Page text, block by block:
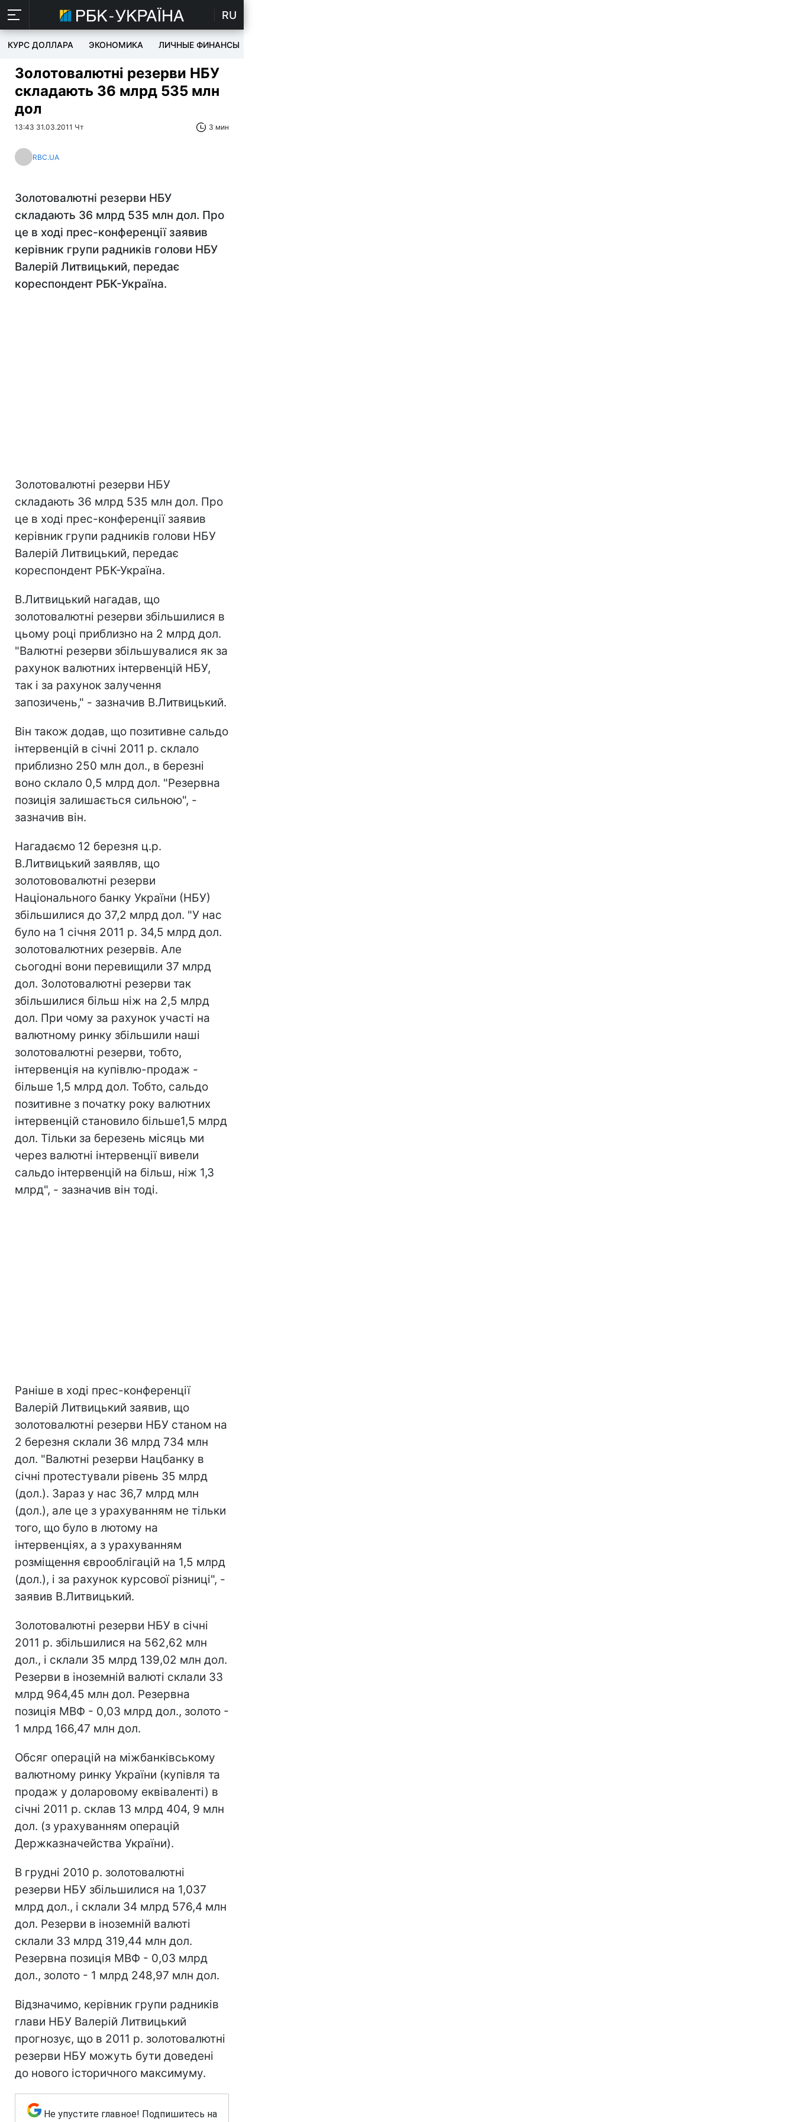
RU
КУРС ДОЛЛАРА ЭКОНОМИКА ЛИЧНЫЕ ФИНАНСЫ
Золотовалютні резерви НБУ
складають 36 млрд 535 млн
дол
13:43 31.03.2011 Чт 3 мин
RBC.UA
Золотовалютні резерви НБУ
складають 36 млрд 535 млн дол. Про
це в ході прес-конференції заявив
керівник групи радників голови НБУ
Валерій Литвицький, передає
кореспондент РБК-Україна.
Золотовалютні резерви НБУ
складають 36 млрд 535 млн дол. Про
це в ході прес-конференції заявив
керівник групи радників голови НБУ
Валерій Литвицький, передає
кореспондент РБК-Україна.
В.Литвицький нагадав, що
золотовалютні резерви збільшилися в
цьому році приблизно на 2 млрд дол.
"Валютні резерви збільшувалися як за
рахунок валютних інтервенцій НБУ,
так і за рахунок залучення
запозичень," - зазначив В.Литвицький.
Він також додав, що позитивне сальдо
інтервенцій в січні 2011 р. склало
приблизно 250 млн дол., в березні
воно склало 0,5 млрд дол. "Резервна
позиція залишається сильною", -
зазначив він.
Нагадаємо 12 березня ц.р.
В.Литвицький заявляв, що
золотововалютні резерви
Національного банку України (НБУ)
збільшилися до 37,2 млрд дол. "У нас
було на 1 січня 2011 р. 34,5 млрд дол.
золотовалютних резервів. Але
сьогодні вони перевищили 37 млрд
дол. Золотовалютні резерви так
збільшилися більш ніж на 2,5 млрд
дол. При чому за рахунок участі на
валютному ринку збільшили наші
золотовалютні резерви, тобто,
інтервенція на купівлю-продаж -
більше 1,5 млрд дол. Тобто, сальдо
позитивне з початку року валютних
інтервенцій становило більше1,5 млрд
дол. Тільки за березень місяць ми
через валютні інтервенції вивели
сальдо інтервенцій на більш, ніж 1,3
млрд", - зазначив він тоді.
Раніше в ході прес-конференції
Валерій Литвицький заявив, що
золотовалютні резерви НБУ станом на
2 березня склали 36 млрд 734 млн
дол. "Валютні резерви Нацбанку в
січні протестували рівень 35 млрд
(дол.). Зараз у нас 36,7 млрд млн
(дол.), але це з урахуванням не тільки
того, що було в лютому на
інтервенціях, а з урахуванням
розміщення єврооблігацій на 1,5 млрд
(дол.), і за рахунок курсової різниці", -
заявив В.Литвицький.
Золотовалютні резерви НБУ в січні
2011 р. збільшилися на 562,62 млн
дол., і склали 35 млрд 139,02 млн дол.
Резерви в іноземній валюті склали 33
млрд 964,45 млн дол. Резервна
позиція МВФ - 0,03 млрд дол., золото -
1 млрд 166,47 млн дол.
Обсяг операцій на міжбанківському
валютному ринку України (купівля та
продаж у доларовому еквіваленті) в
січні 2011 р. склав 13 млрд 404, 9 млн
дол. (з урахуванням операцій
Держказначейства України).
В грудні 2010 р. золотовалютні
резерви НБУ збільшилися на 1,037
млрд дол., і склали 34 млрд 576,4 млн
дол. Резерви в іноземній валюті
склали 33 млрд 319,44 млн дол.
Резервна позиція МВФ - 0,03 млрд
дол., золото - 1 млрд 248,97 млн дол.
Відзначимо, керівник групи радників
глави НБУ Валерій Литвицький
прогнозує, що в 2011 р. золотовалютні
резерви НБУ можуть бути доведені
до нового історичного максимуму.
Не упустите главное! Подпишитесь на